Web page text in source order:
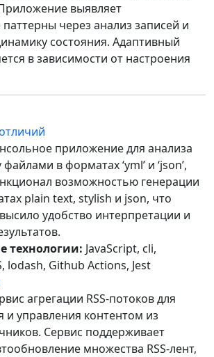
выявляет
через анализ записей и
состояния. Адаптивный
в зависимости от настроения
приложение для анализа
в форматах ‘yml’ и ‘json’,
возможностью генерации
plain text, stylish и json, что
удобство интерпретации и
технологии: JavaScript, cli,
lodash, Github Actions, Jest
агрегации RSS-потоков для
и управления контентом из
Сервис поддерживает
множества RSS-лент,